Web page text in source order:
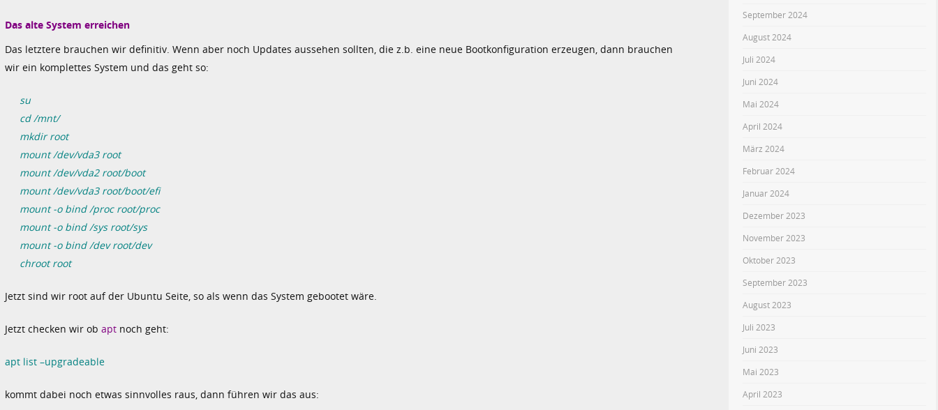
Das alte System erreichen
Das letztere brauchen wir definitiv. Wenn aber noch Updates aussehen sollten, die z.b. eine neue Bootkonfiguration erzeugen, dann brauchen
wir ein komplettes System und das geht so:
su
cd /mnt/
mkdir root
mount /dev/vda3 root
mount /dev/vda2 root/boot
mount /dev/vda3 root/boot/efi
mount -o bind /proc root/proc
mount -o bind /sys root/sys
mount -o bind /dev root/dev
chroot root
Jetzt sind wir root auf der Ubuntu Seite, so als wenn das System gebootet wäre.
Jetzt checken wir ob apt noch geht:
apt list –upgradeable
kommt dabei noch etwas sinnvolles raus, dann führen wir das aus:
September 2024
August 2024
Juli 2024
Juni 2024
Mai 2024
April 2024
März 2024
Februar 2024
Januar 2024
Dezember 2023
November 2023
Oktober 2023
September 2023
August 2023
Juli 2023
Juni 2023
Mai 2023
April 2023